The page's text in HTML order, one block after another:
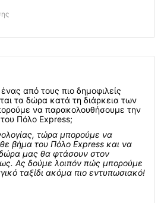
ένας από τους πιο δημοφιλείς
τα δώρα κατά τη διάρκεια των
να παρακολουθήσουμε την
Πόλο Express;
τώρα μπορούμε να
βήμα του Πόλο Express και να
δώρα μας θα φτάσουν στον
Ας δούμε λοιπόν πώς μπορούμε
ταξίδι ακόμα πιο εντυπωσιακό!